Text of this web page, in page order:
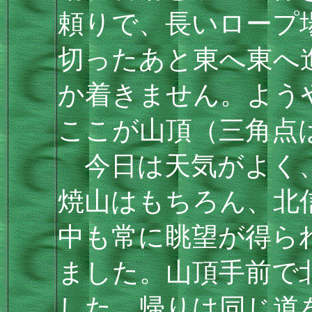
頼りで、長いロープ
切ったあと東へ東へ
か着きません。よう
ここが山頂（三角点
今日は天気がよく
焼山はもちろん、北
中も常に眺望が得ら
ました。山頂手前で